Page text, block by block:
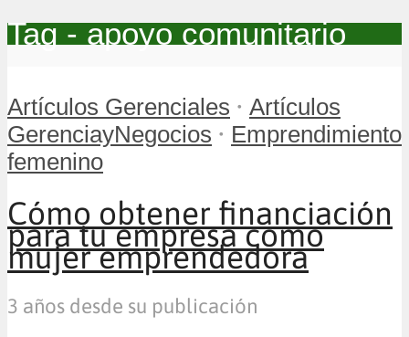
Tag - apoyo comunitario
Artículos Gerenciales • Artículos
GerenciayNegocios • Emprendimiento
femenino
Cómo obtener financiación
para tu empresa como
mujer emprendedora
3 años desde su publicación